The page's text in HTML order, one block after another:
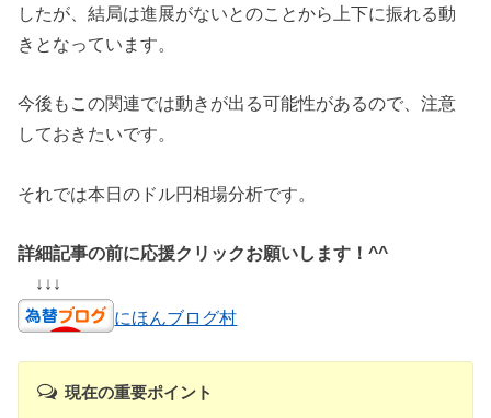
したが、結局は進展がないとのことから上下に振れる動
きとなっています。
今後もこの関連では動きが出る可能性があるので、注意
しておきたいです。
それでは本日のドル円相場分析です。
詳細記事の前に応援クリックお願いします！^^
↓↓↓
にほんブログ村
現在の重要ポイント